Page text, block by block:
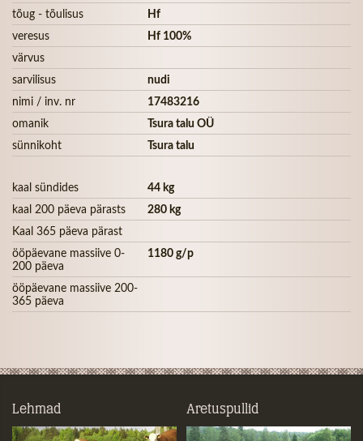
tõug - tõulisus
Hf
veresus
Hf 100%
värvus
sarvilisus
nudi
nimi / inv. nr
17483216
omanik
Tsura talu OÜ
sünnikoht
Tsura talu
kaal sündides
44 kg
kaal 200 päeva pärasts
280 kg
Kaal 365 päeva pärast
ööpäevane massiive 0-
200 päeva
1180 g/p
ööpäevane massiive 200-
365 päeva
Lehmad Aretuspullid